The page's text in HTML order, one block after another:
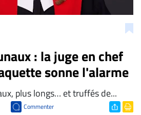
: la juge en chef
sonne l'alarme
plus longs… et truffés de...
Commenter